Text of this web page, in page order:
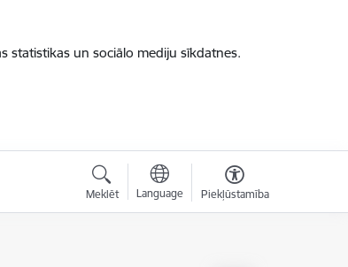
statistikas un sociālo mediju sīkdatnes.
Meklēt Language Piekļūstamība